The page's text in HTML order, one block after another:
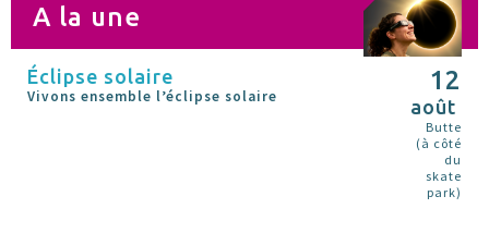
A la une
Éclipse solaire
Vivons ensemble l’éclipse solaire
12
août
Butte
(à côté
du
skate
park)